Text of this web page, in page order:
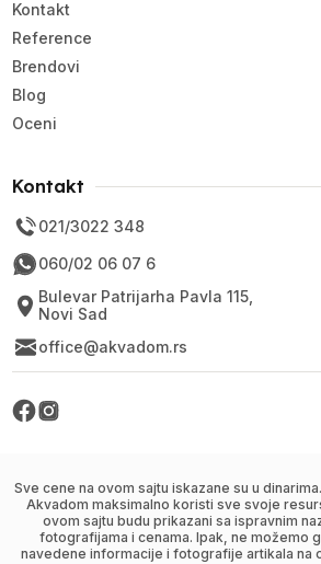
Kontakt
Reference
Brendovi
Blog
Oceni
Kontakt
021/3022 348
060/02 06 07 6
Bulevar Patrijarha Pavla 115,
Novi Sad
office@akvadom.rs
Sve cene na ovom sajtu iskazane su u
Akvadom maksimalno koristi sve svoje
ovom sajtu budu prikazani sa ispravnim
fotografijama i cenama. Ipak, ne možemo
navedene informacije i fotografije artikala na